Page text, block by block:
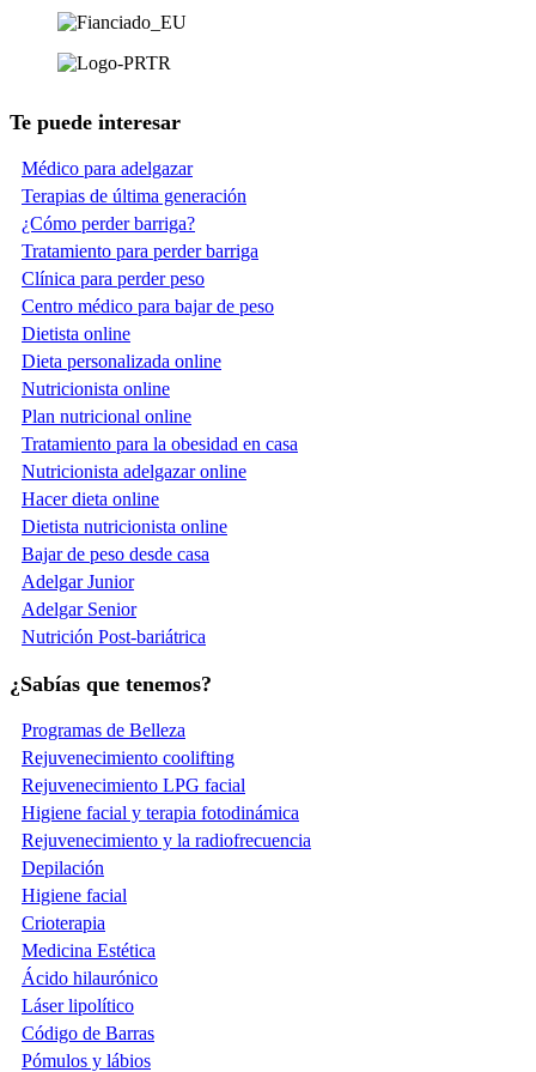
Te puede interesar
Médico para adelgazar
Terapias de última generación
¿Cómo perder barriga?
Tratamiento para perder barriga
Clínica para perder peso
Centro médico para bajar de peso
Dietista online
Dieta personalizada online
Nutricionista online
Plan nutricional online
Tratamiento para la obesidad en casa
Nutricionista adelgazar online
Hacer dieta online
Dietista nutricionista online
Bajar de peso desde casa
Adelgar Junior
Adelgar Senior
Nutrición Post-bariátrica
¿Sabías que tenemos?
Programas de Belleza
Rejuvenecimiento coolifting
Rejuvenecimiento LPG facial
Higiene facial y terapia fotodinámica
Rejuvenecimiento y la radiofrecuencia
Depilación
Higiene facial
Crioterapia
Medicina Estética
Ácido hilaurónico
Láser lipolítico
Código de Barras
Pómulos y lábios